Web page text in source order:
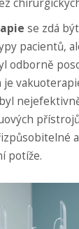
se zdá
pacientů,
odborně
je
potíže.